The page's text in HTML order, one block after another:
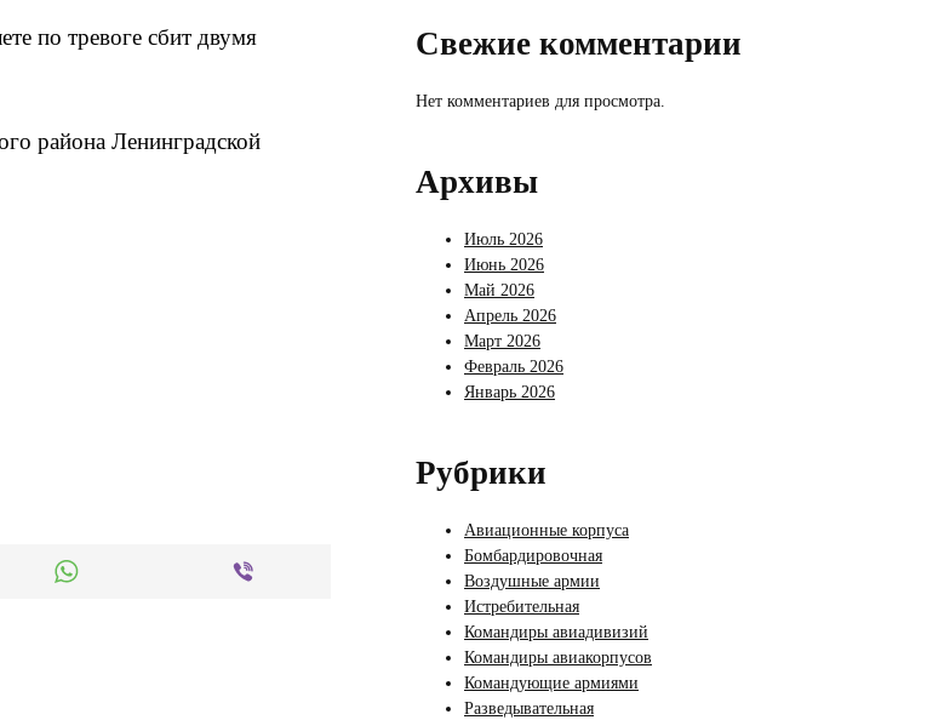
по тревоге сбит двумя
района Ленинградской
Свежие комментарии
Нет комментариев для просмотра.
Архивы
Июль 2026
Июнь 2026
Май 2026
Апрель 2026
Март 2026
Февраль 2026
Январь 2026
Рубрики
Авиационные корпуса
Бомбардировочная
Воздушные армии
Истребительная
Командиры авиадивизий
Командиры авиакорпусов
Командующие армиями
Разведывательная